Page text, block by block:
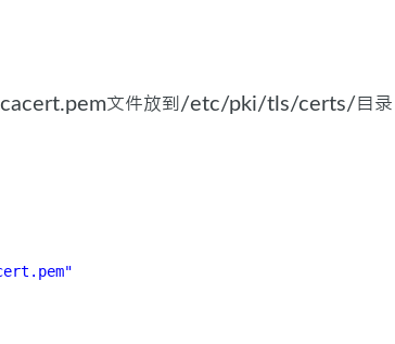
cacert.pem文件放到/etc/pki/tls/certs/目录